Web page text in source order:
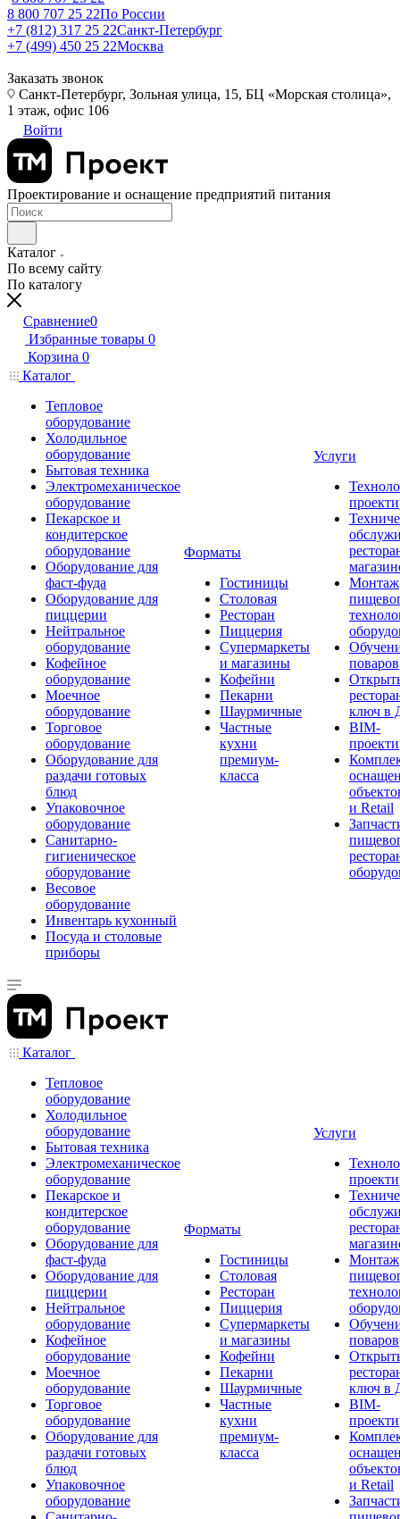
8 800 707 25 22По России
+7 (812) 317 25 22Санкт-Петербург
+7 (499) 450 25 22Москва
Заказать звонок
Санкт-Петербург, Зольная улица, 15, БЦ «Морская столица»,
1 этаж, офис 106
Войти
Проектирование и оснащение предприятий питания
Каталог
По всему сайту
По каталогу
Сравнение0
Избранные товары 0
Корзина 0
Каталог
Тепловое
оборудование
Холодильное
оборудование
Бытовая техника
Электромеханическое
оборудование
Пекарское и
кондитерское
оборудование
Оборудование для
фаст-фуда
Оборудование для
пиццерии
Нейтральное
оборудование
Кофейное
оборудование
Моечное
оборудование
Торговое
оборудование
Оборудование для
раздачи готовых
блюд
Упаковочное
оборудование
Санитарно-
гигиеническое
оборудование
Весовое
оборудование
Инвентарь кухонный
Посуда и столовые
приборы
Форматы
Гостиницы
Столовая
Ресторан
Пиццерия
Супермаркеты
и магазины
Кофейни
Пекарни
Шаурмичные
Частные
кухни
премиум-
класса
Услуги
Монтаж
поваров
ключ в
BIM-
и Retail
Каталог
Тепловое
оборудование
Холодильное
оборудование
Бытовая техника
Электромеханическое
оборудование
Пекарское и
кондитерское
оборудование
Оборудование для
фаст-фуда
Оборудование для
пиццерии
Нейтральное
оборудование
Кофейное
оборудование
Моечное
оборудование
Торговое
оборудование
Оборудование для
раздачи готовых
блюд
Упаковочное
оборудование
Форматы
Гостиницы
Столовая
Ресторан
Пиццерия
Супермаркеты
и магазины
Кофейни
Пекарни
Шаурмичные
Частные
кухни
премиум-
класса
Услуги
Монтаж
поваров
ключ в
BIM-
и Retail